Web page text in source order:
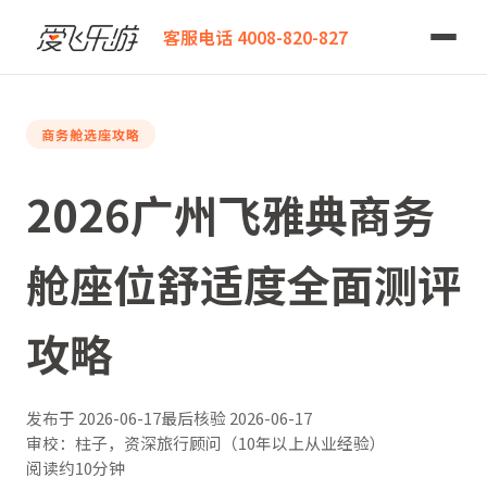
客服电话 4008-820-827
爱飞乐游 2026广州飞雅典商务舱座位舒适度全面测评攻略
商务舱选座攻略
2026广州飞雅典商务
舱座位舒适度全面测评
攻略
发布于 2026-06-17最后核验2026-06-17
审校：柱子，资深旅行顾问（10年以上从业经验）
阅读约10分钟